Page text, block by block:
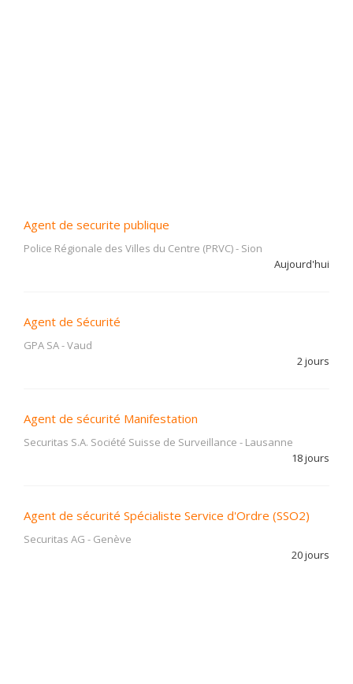
Agent de securite publique
Police Régionale des Villes du Centre (PRVC)- Sion
Aujourd'hui
Agent de Sécurité
GPA SA-Vaud
2 jours
Agent de sécurité Manifestation
Securitas S.A. Société Suisse de Surveillance - Lausanne
18 jours
Agent de sécurité Spécialiste Service d'Ordre (SSO2)
Securitas AG - Genève
20 jours